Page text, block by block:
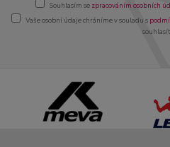
Souhlasím se zpracováním osobních
Vaše osobní údaje chráníme v souladu s